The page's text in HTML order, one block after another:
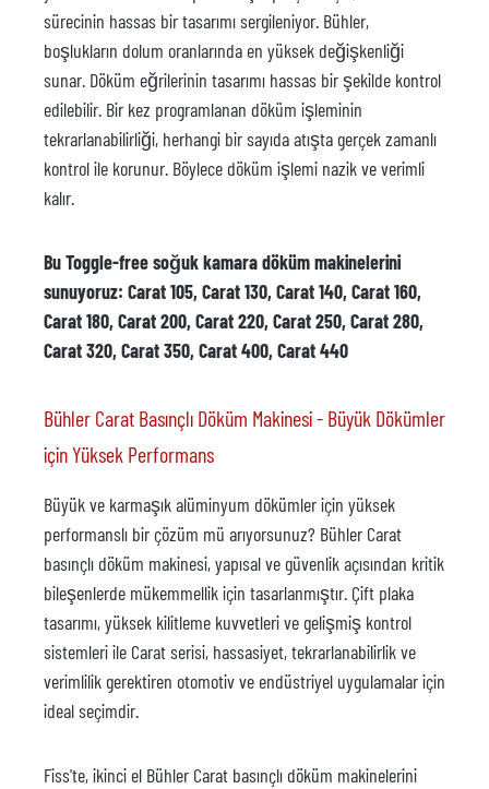
sürecinin hassas bir tasarımı sergileniyor. Bühler,
boşlukların dolum oranlarında en yüksek değişkenliği
sunar. Döküm eğrilerinin tasarımı hassas bir şekilde kontrol
edilebilir. Bir kez programlanan döküm işleminin
tekrarlanabilirliği, herhangi bir sayıda atışta gerçek zamanlı
kontrol ile korunur. Böylece döküm işlemi nazik ve verimli
kalır.
Bu Toggle-free soğuk kamara döküm makinelerini
sunuyoruz: Carat 105, Carat 130, Carat 140, Carat 160,
Carat 180, Carat 200, Carat 220, Carat 250, Carat 280,
Carat 320, Carat 350, Carat 400, Carat 440
Bühler Carat Basınçlı Döküm Makinesi - Büyük Dökümler
için Yüksek Performans
Büyük ve karmaşık alüminyum dökümler için yüksek
performanslı bir çözüm mü arıyorsunuz? Bühler Carat
basınçlı döküm makinesi, yapısal ve güvenlik açısından kritik
bileşenlerde mükemmellik için tasarlanmıştır. Çift plaka
tasarımı, yüksek kilitleme kuvvetleri ve gelişmiş kontrol
sistemleri ile Carat serisi, hassasiyet, tekrarlanabilirlik ve
verimlilik gerektiren otomotiv ve endüstriyel uygulamalar için
ideal seçimdir.
Fiss'te, ikinci el Bühler Carat basınçlı döküm makinelerini